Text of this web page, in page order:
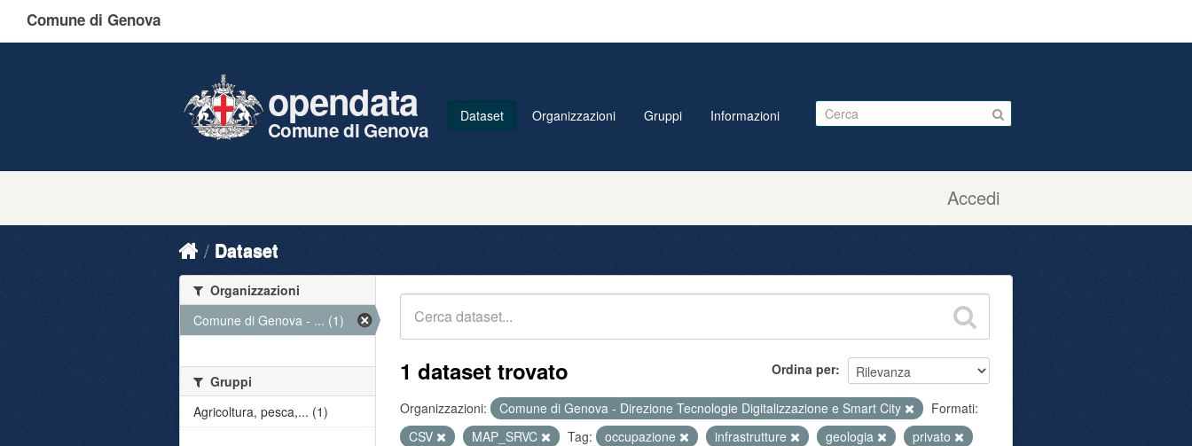
Comune di Genova
Accedi
opendata
Comune di Genova
Dataset Organizzazioni Gruppi Informazioni
Dataset
Ordina per
1 dataset trovato
Organizzazioni: Comune di Genova - Direzione Tecnologie Digitalizzazione e Smart City
Formati:
CSV
MAP_SRVC Tag: occupazione infrastrutture geologia
privato
Organizzazioni
Comune di Genova - ... (1)
Gruppi
Agricoltura, pesca,... (1)